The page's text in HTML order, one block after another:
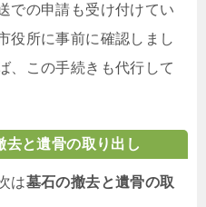
での申請も受け付けてい
役所に事前に確認しまし
、この手続きも代行して
去と遺骨の取り出し
は墓石の撤去と遺骨の取